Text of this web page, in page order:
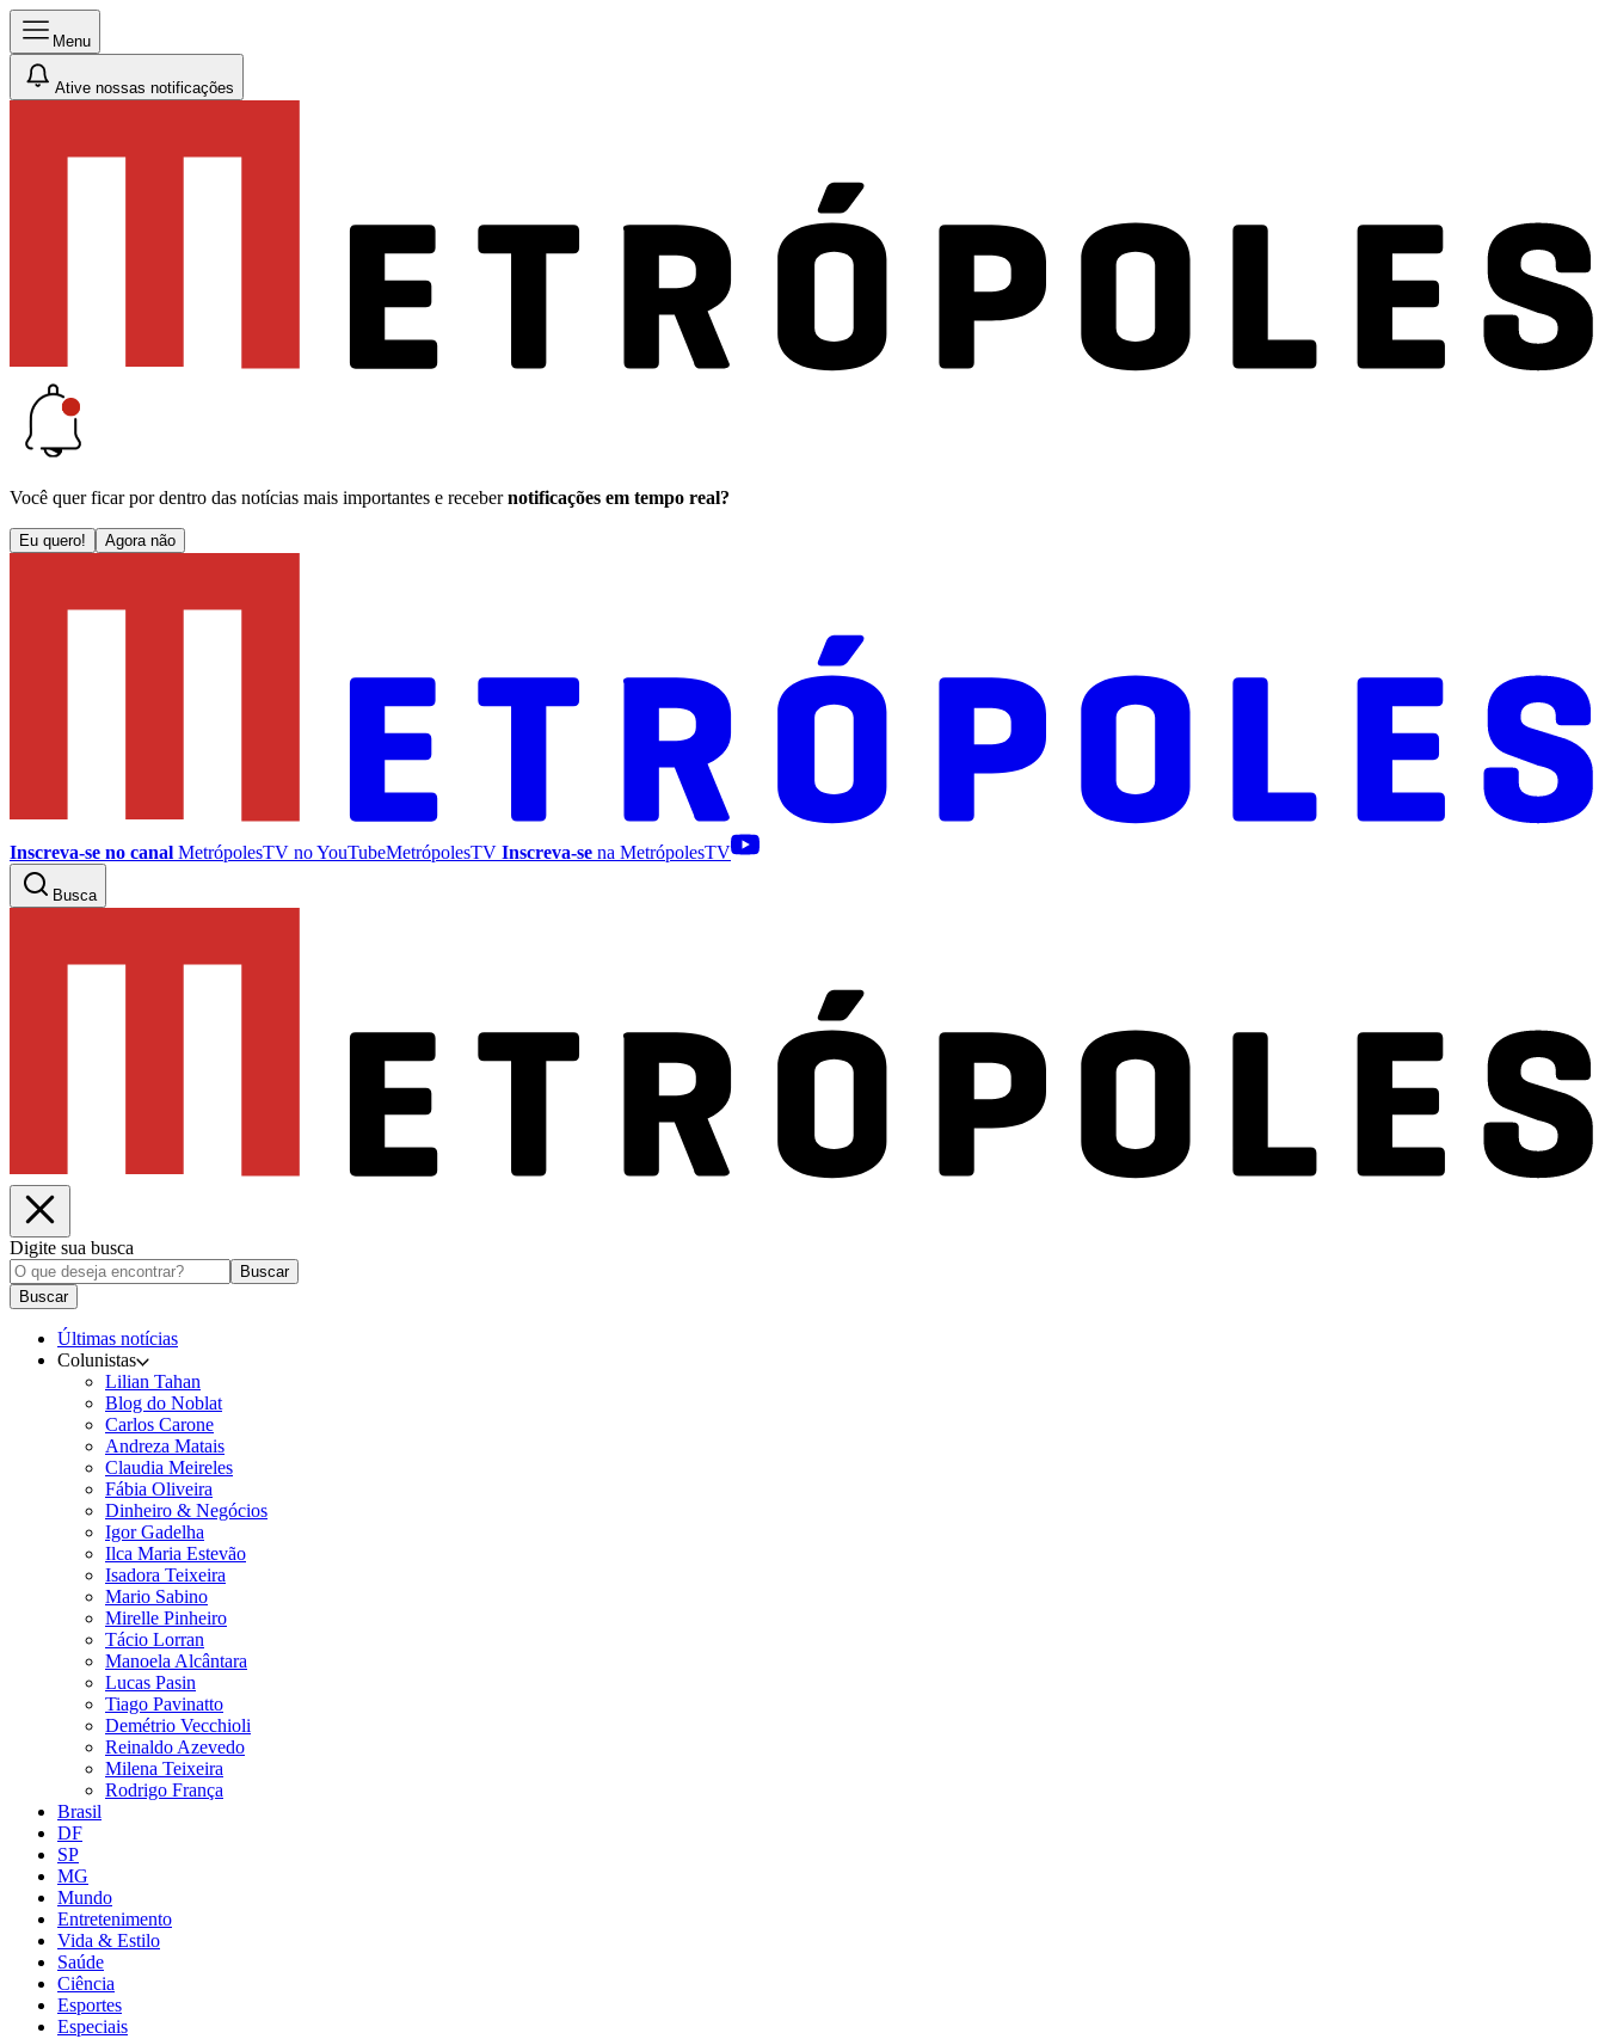
Menu
Ative nossas notificações
Você quer ficar por dentro das notícias mais importantes e receber notificações em tempo real?
Eu quero! Agora não
Inscreva-se no canal MetrópolesTV noYouTubeMetrópolesTV Inscreva-se na MetrópolesTV
Busca
Digite sua busca
Buscar
Buscar
Últimas notícias
Colunistas
Lilian Tahan
Blog do Noblat
Carlos Carone
Andreza Matais
Claudia Meireles
Fábia Oliveira
Dinheiro & Negócios
Igor Gadelha
Ilca Maria Estevão
Isadora Teixeira
Mario Sabino
Mirelle Pinheiro
Tácio Lorran
Manoela Alcântara
Lucas Pasin
Tiago Pavinatto
Demétrio Vecchioli
Reinaldo Azevedo
Milena Teixeira
Rodrigo França
Brasil
DF
SP
MG
Mundo
Entretenimento
Vida & Estilo
Saúde
Ciência
Esportes
Especiais